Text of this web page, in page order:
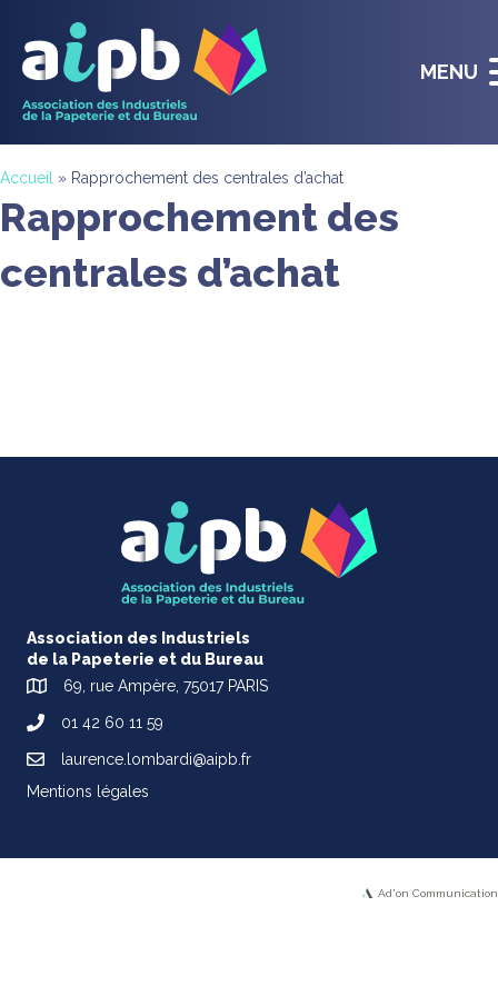
MENU
Accueil » Rapprochement des centrales d’achat
Rapprochement des
centrales d’achat
Association des Industriels
de la Papeterie et du Bureau
69, rue Ampère, 75017 PARIS
01 42 60 11 59
laurence.lombardi@aipb.fr
Mentions légales
Ad'on Communication